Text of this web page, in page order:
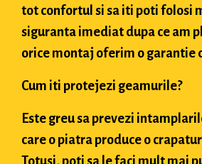
tot confortul si sa iti poti folosi
siguranta imediat dupa ce am
orice montaj oferim o garantie
Cum iti protejezi geamurile?
Este greu sa prevezi
care o piatra produce o
Totusi, poti sa le faci mult mai